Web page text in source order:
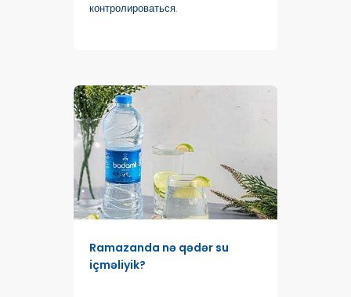
контролироваться.
Ramazanda nə qədər su
içməliyik?